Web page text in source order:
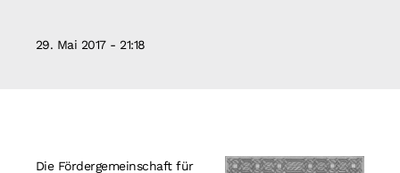
nach:
29. Mai 2017 - 21:18
Die Fördergemeinschaft für